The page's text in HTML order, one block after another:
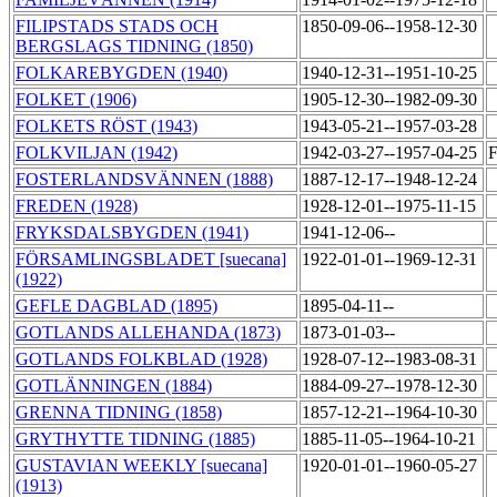
FILIPSTADS STADS OCH
BERGSLAGS TIDNING (1850)
1850-09-06--1958-12-30
FOLKAREBYGDEN (1940)
1940-12-31--1951-10-25
FOLKET (1906)
1905-12-30--1982-09-30
FOLKETS RÖST (1943)
1943-05-21--1957-03-28
FOLKVILJAN (1942)
1942-03-27--1957-04-25
FOSTERLANDSVÄNNEN (1888)
1887-12-17--1948-12-24
FREDEN (1928)
1928-12-01--1975-11-15
FRYKSDALSBYGDEN (1941)
1941-12-06--
FÖRSAMLINGSBLADET [suecana]
(1922)
1922-01-01--1969-12-31
GEFLE DAGBLAD (1895)
1895-04-11--
GOTLANDS ALLEHANDA (1873)
1873-01-03--
GOTLANDS FOLKBLAD (1928)
1928-07-12--1983-08-31
GOTLÄNNINGEN (1884)
1884-09-27--1978-12-30
GRENNA TIDNING (1858)
1857-12-21--1964-10-30
GRYTHYTTE TIDNING (1885)
1885-11-05--1964-10-21
GUSTAVIAN WEEKLY [suecana]
(1913)
1920-01-01--1960-05-27